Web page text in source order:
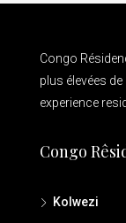
Congo
plus élevées
experience
Congo
Kolwezi